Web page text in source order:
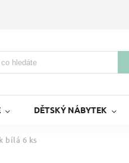
DĚTSKÝ NÁBYTEK
bílá 6 ks